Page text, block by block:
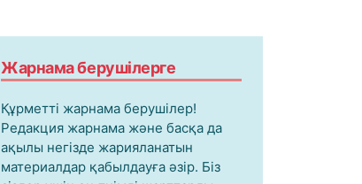
Жарнама берушілерге
Құрметті жарнама берушілер!
Редакция жарнама және басқа да
ақылы негізде жарияланатын
материалдар қабылдауға әзір. Біз